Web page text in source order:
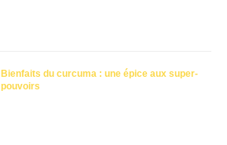
Bienfaits du curcuma : une épice aux super-
pouvoirs